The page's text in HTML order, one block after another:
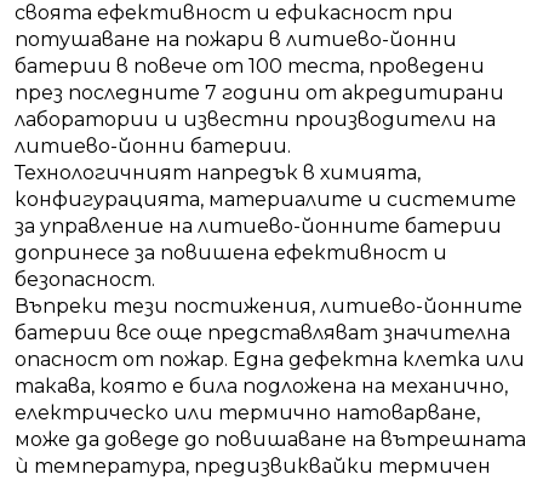
своята ефективност и ефикасност при
потушаване на пожари в литиево-йонни
батерии в повече от 100 теста, проведени
през последните 7 години от акредитирани
лаборатории и известни производители на
литиево-йонни батерии.
Технологичният напредък в химията,
конфигурацията, материалите и системите
за управление на литиево-йонните батерии
допринесе за повишена ефективност и
безопасност.
Въпреки тези постижения, литиево-йонните
батерии все още представляват значителна
опасност от пожар. Една дефектна клетка или
такава, която е била подложена на механично,
електрическо или термично натоварване,
може да доведе до повишаване на вътрешната
ѝ температура, предизвиквайки термичен